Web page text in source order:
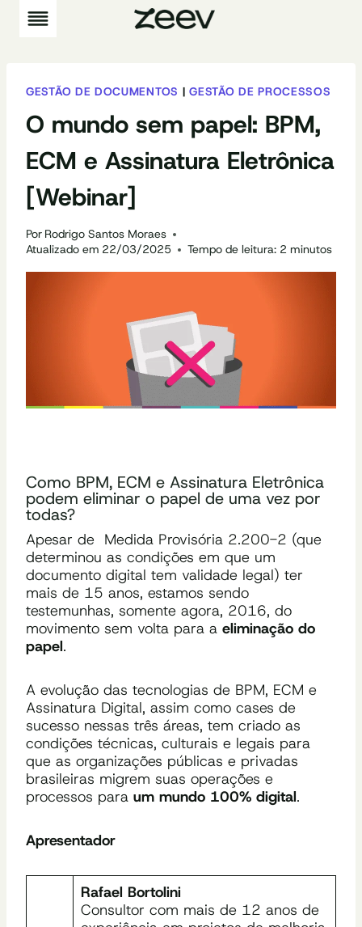
Pular
para
GESTÃO DE DOCUMENTOS |GESTÃO DE PROCESSOS
O mundo sem papel: BPM,
ECM e Assinatura Eletrônica
[Webinar]
Por Rodrigo Santos Moraes
Atualizado em 22/03/2025 Tempo de leitura: 2minutos
Como BPM, ECM e Assinatura Eletrônica
podem eliminar o papel de uma vez por
todas?
Apesar de Medida Provisória 2.200-2 (que
determinou as condições em que um
documento digital tem validade legal) ter
mais de 15 anos, estamos sendo
testemunhas, somente agora, 2016, do
movimento sem volta para a eliminação do
papel.
A evolução das tecnologias de BPM, ECM e
Assinatura Digital, assim como cases de
sucesso nessas três áreas, tem criado as
condições técnicas, culturais e legais para
que as organizações públicas e privadas
brasileiras migrem suas operações e
processos para um mundo 100% digital.
Apresentador
Rafael Bortolini
Consultor com mais de 12 anos de